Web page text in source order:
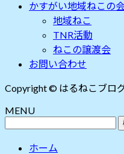
かすがい地域ねこの
地域ねこ
TNR活動
ねこの譲渡会
お問い合わせ
Copyright © はるねこブロ
MENU
ホーム